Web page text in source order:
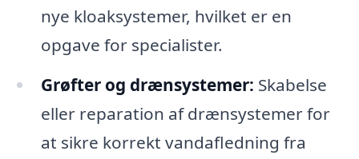
nye kloaksystemer, hvilket er en
opgave for specialister.
Grøfter og drænsystemer: Skabelse
eller reparation af drænsystemer for
at sikre korrekt vandafledning fra